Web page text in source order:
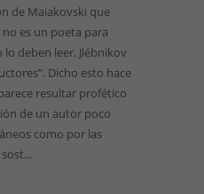
de Maiakovski que
no es un poeta para
deben leer. Jlébnikov
Dicho esto hace
resultar profético
de un autor poco
como por las